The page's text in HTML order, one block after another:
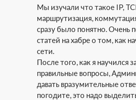
Мы изучали что такое IP,
маршрутизация,
сразу было понятно. Очень
статей на хабре о том, как
сети.
После того, как я научился
правильные вопросы,
давать вразумительные
погодите, это надо